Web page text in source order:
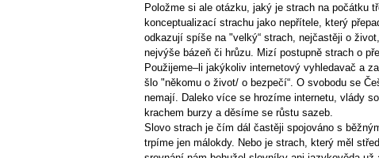
Položme si ale otázku, jaký je strach na počátku
konceptualizací strachu jako nepřítele, který
odkazují spíše na "velký“ strach, nejčastěji o
nejvýše bázeň či hrůzu. Mizí postupně strach o
Použijeme–li jakýkoliv internetový vyhledavač a
šlo "někomu o život/ o bezpečí“. O svobodu se
nemají. Daleko více se hrozíme internetu, vlády
krachem burzy a děsíme se růstu sazeb.
Slovo strach je čím dál častěji spojováno s
trpíme jen málokdy. Nebo je strach, který měl